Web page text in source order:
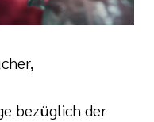
bezüglich der